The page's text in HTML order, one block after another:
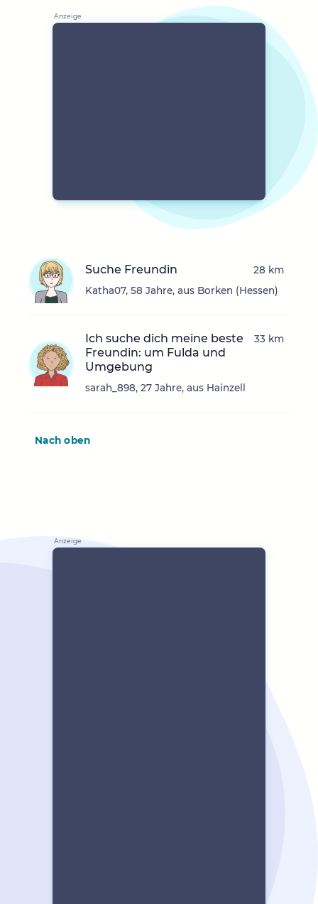
Suche Freundin
Katha07, 58 Jahre, aus Borken (Hessen)
28 km
Ich suche dich meine beste
Freundin: um Fulda und
Umgebung
sarah_898, 27 Jahre, aus Hainzell
33 km
Nach oben